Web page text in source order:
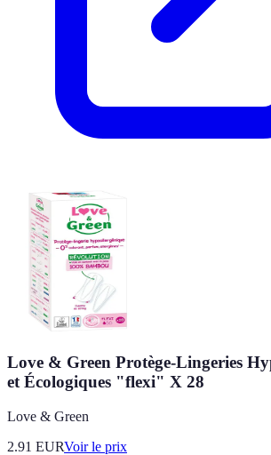
Love & Green Protège-Lingeries
et Écologiques "flexi" X 28
Love & Green
2.91 EURVoir le prix